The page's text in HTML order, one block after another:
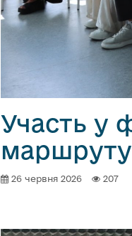
Участь у
маршруту
26 червня 2026 207